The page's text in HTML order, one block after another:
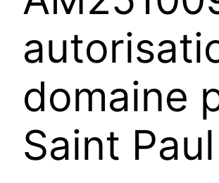
domaine
Saint